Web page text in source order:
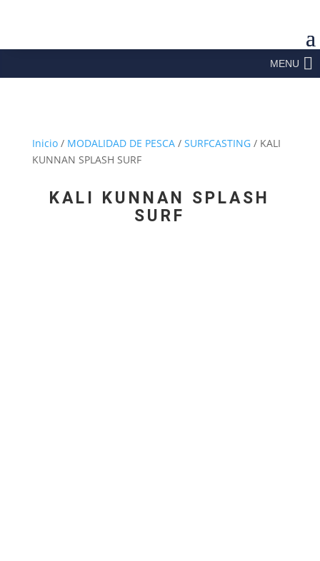
MENU
Inicio/ MODALIDAD DE PESCA/ SURFCASTING/ KALI
KUNNAN SPLASH SURF
KALI KUNNAN SPLASH
SURF